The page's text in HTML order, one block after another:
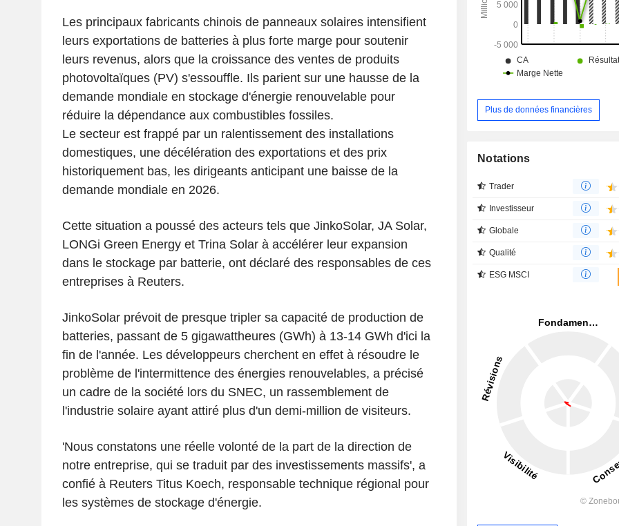
Les principaux fabricants chinois de panneaux solaires intensifient
leurs exportations de batteries à plus forte marge pour soutenir
leurs revenus, alors que la croissance des ventes de produits
photovoltaïques (PV) s'essouffle. Ils parient sur une hausse de la
demande mondiale en stockage d'énergie renouvelable pour
réduire la dépendance aux combustibles fossiles.
Le secteur est frappé par un ralentissement des installations
domestiques, une décélération des exportations et des prix
historiquement bas, les dirigeants anticipant une baisse de la
demande mondiale en 2026.
Cette situation a poussé des acteurs tels que JinkoSolar, JA Solar,
LONGi Green Energy et Trina Solar à accélérer leur expansion
dans le stockage par batterie, ont déclaré des responsables de ces
entreprises à Reuters.
JinkoSolar prévoit de presque tripler sa capacité de production de
batteries, passant de 5 gigawattheures (GWh) à 13-14 GWh d'ici la
fin de l'année. Les développeurs cherchent en effet à résoudre le
problème de l'intermittence des énergies renouvelables, a précisé
un cadre de la société lors du SNEC, un rassemblement de
l'industrie solaire ayant attiré plus d'un demi-million de visiteurs.
'Nous constatons une réelle volonté de la part de la direction de
notre entreprise, qui se traduit par des investissements massifs', a
confié à Reuters Titus Koech, responsable technique régional pour
les systèmes de stockage d'énergie.
Plus de données financières
Notations
Trader
Investisseur
Globale
Qualité
ESG MSCI